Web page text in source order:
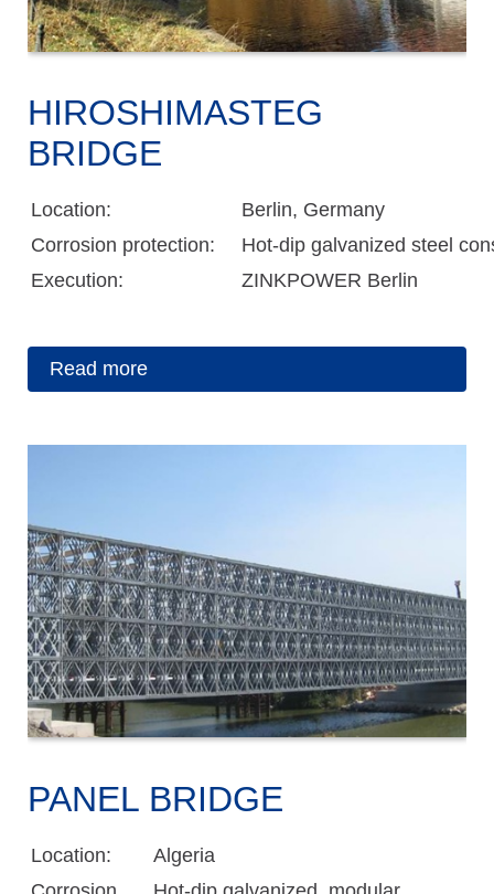
HIROSHIMASTEG
BRIDGE
Location:
Berlin, Germany
Corrosion protection:
Hot-dip galvanized steel
Execution:
ZINKPOWER Berlin
Read more
PANEL BRIDGE
Location:
Algeria